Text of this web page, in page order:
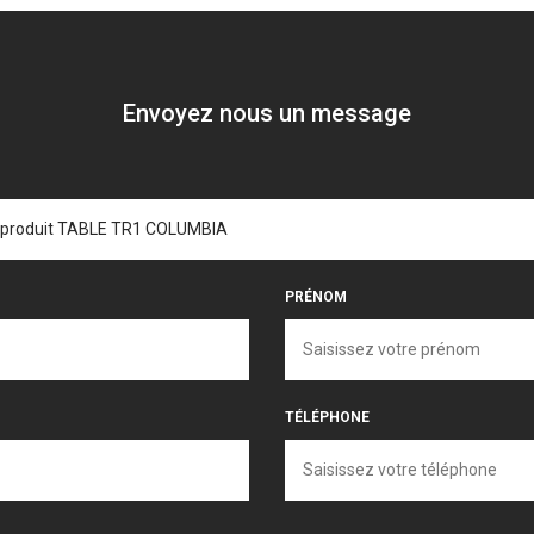
Envoyez nous un message
PRÉNOM
TÉLÉPHONE